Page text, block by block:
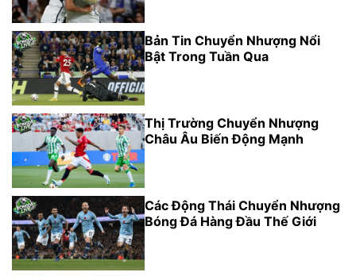
Bản Tin Chuyển Nhượng Nổi
Bật Trong Tuần Qua
Thị Trường Chuyển Nhượng
Châu Âu Biến Động Mạnh
Các Động Thái Chuyển Nhượng
Bóng Đá Hàng Đầu Thế Giới